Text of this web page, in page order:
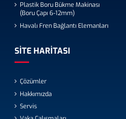
Plastik Boru Bükme Makinası
(Boru Çapı 6-12mm)
Havalı Fren Bağlantı Elemanları
SITE HARITASI
Çözümler
Hakkımızda
Servis